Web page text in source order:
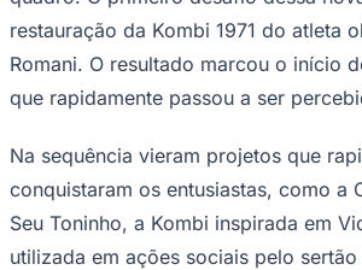
Sport
restauração da Kombi 1971 do atleta
Romani. O resultado marcou o início
que rapidamente passou a ser
Na sequência vieram projetos que
conquistaram os entusiastas, como a
Seu Toninho, a Kombi inspirada em
utilizada em ações sociais pelo